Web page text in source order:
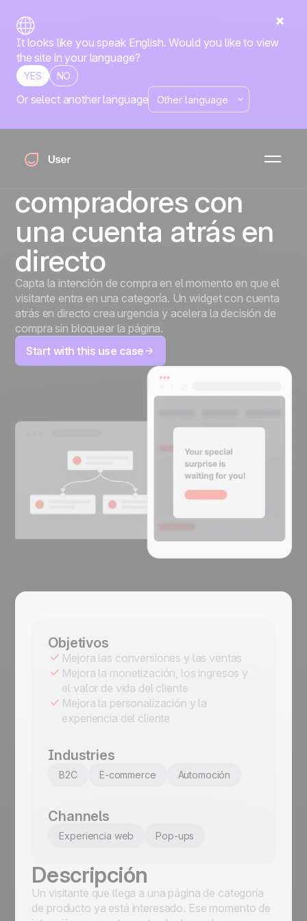
It looks like you speak English. Would you like to view
the site in your language?
YES NO
Or select another language
Convierte los
visitantes de
categoría en
compradores con
una cuenta atrás en
directo
Capta la intención de compra en el momento en que el
visitante entra en una categoría. Un widget con cuenta
atrás en directo crea urgencia y acelera la decisión de
compra sin bloquear la página.
Start with this use case
Objetivos
Mejora las conversiones y las ventas
Mejora la monetización, los ingresos y
el valor de vida del cliente
Mejora la personalización y la
experiencia del cliente
Industries
B2C E-commerce Automoción
Channels
Experiencia web Pop-ups
Descripción
Un visitante que llega a una página de categoría
de producto ya está interesado. Ese momento de